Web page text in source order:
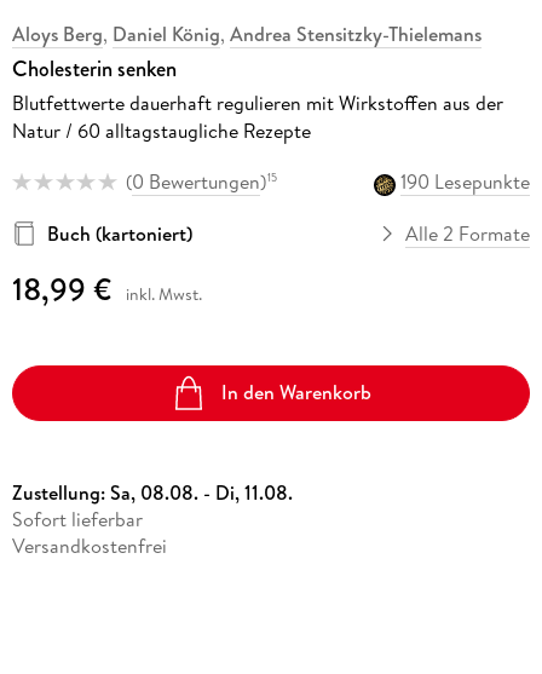
Aloys Berg, Daniel König, Andrea Stensitzky-Thielemans
Cholesterin senken
Blutfettwerte dauerhaft regulieren mit Wirkstoffen aus der
Natur / 60 alltagstaugliche Rezepte
(0 Bewertungen)15
190 Lesepunkte
Buch (kartoniert)
Alle 2 Formate
18,99 € inkl. Mwst.
In den Warenkorb
Zustellung:Sa, 08.08. - Di, 11.08.
Sofort lieferbar
Versandkostenfrei